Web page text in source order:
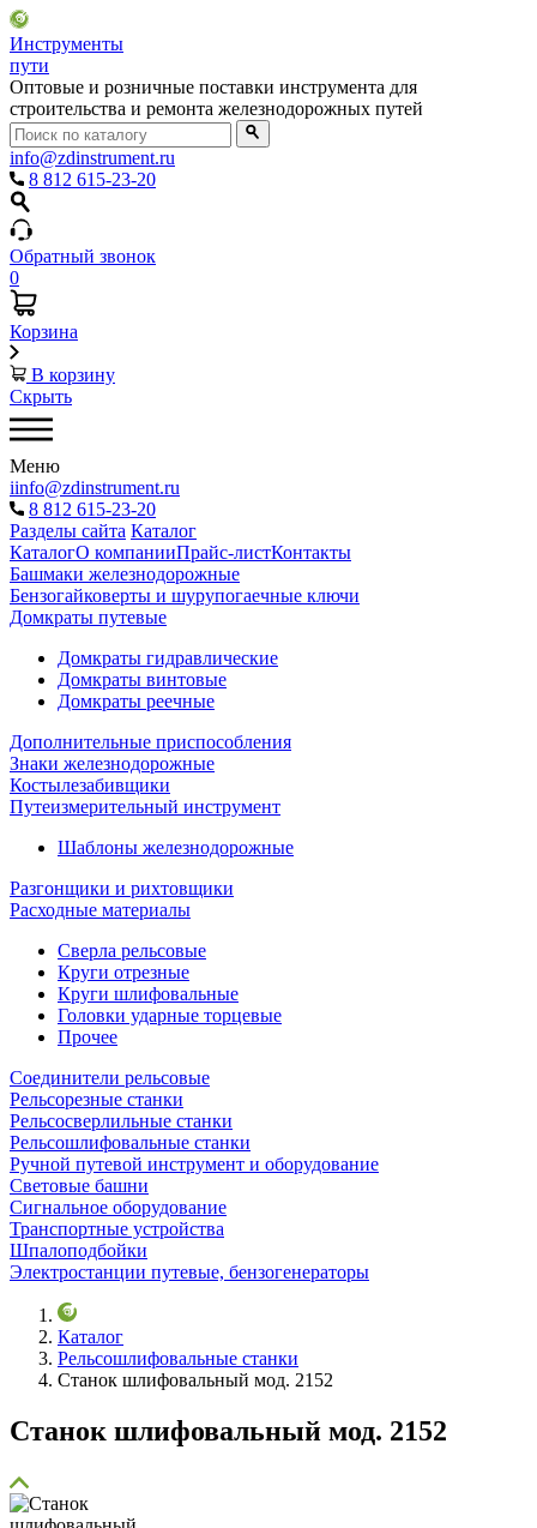
Инструменты
пути
Оптовые и розничные поставки инструмента для
строительства и ремонта железнодорожных путей
info@zdinstrument.ru
8 812 615-23-20
Обратный звонок
0
Корзина
В корзину
Скрыть
Меню
iinfo@zdinstrument.ru
8 812 615-23-20
Разделы сайта Каталог
КаталогО компанииПрайс-листКонтакты
Башмаки железнодорожные
Бензогайковерты и шурупогаечные ключи
Домкраты путевые
Домкраты гидравлические
Домкраты винтовые
Домкраты реечные
Дополнительные приспособления
Знаки железнодорожные
Костылезабивщики
Путеизмерительный инструмент
Шаблоны железнодорожные
Разгонщики и рихтовщики
Расходные материалы
Сверла рельсовые
Круги отрезные
Круги шлифовальные
Головки ударные торцевые
Прочее
Соединители рельсовые
Рельсорезные станки
Рельсосверлильные станки
Рельсошлифовальные станки
Ручной путевой инструмент и оборудование
Световые башни
Сигнальное оборудование
Транспортные устройства
Шпалоподбойки
Электростанции путевые, бензогенераторы
Каталог
Рельсошлифовальные станки
Станок шлифовальный мод. 2152
Станок шлифовальный мод. 2152